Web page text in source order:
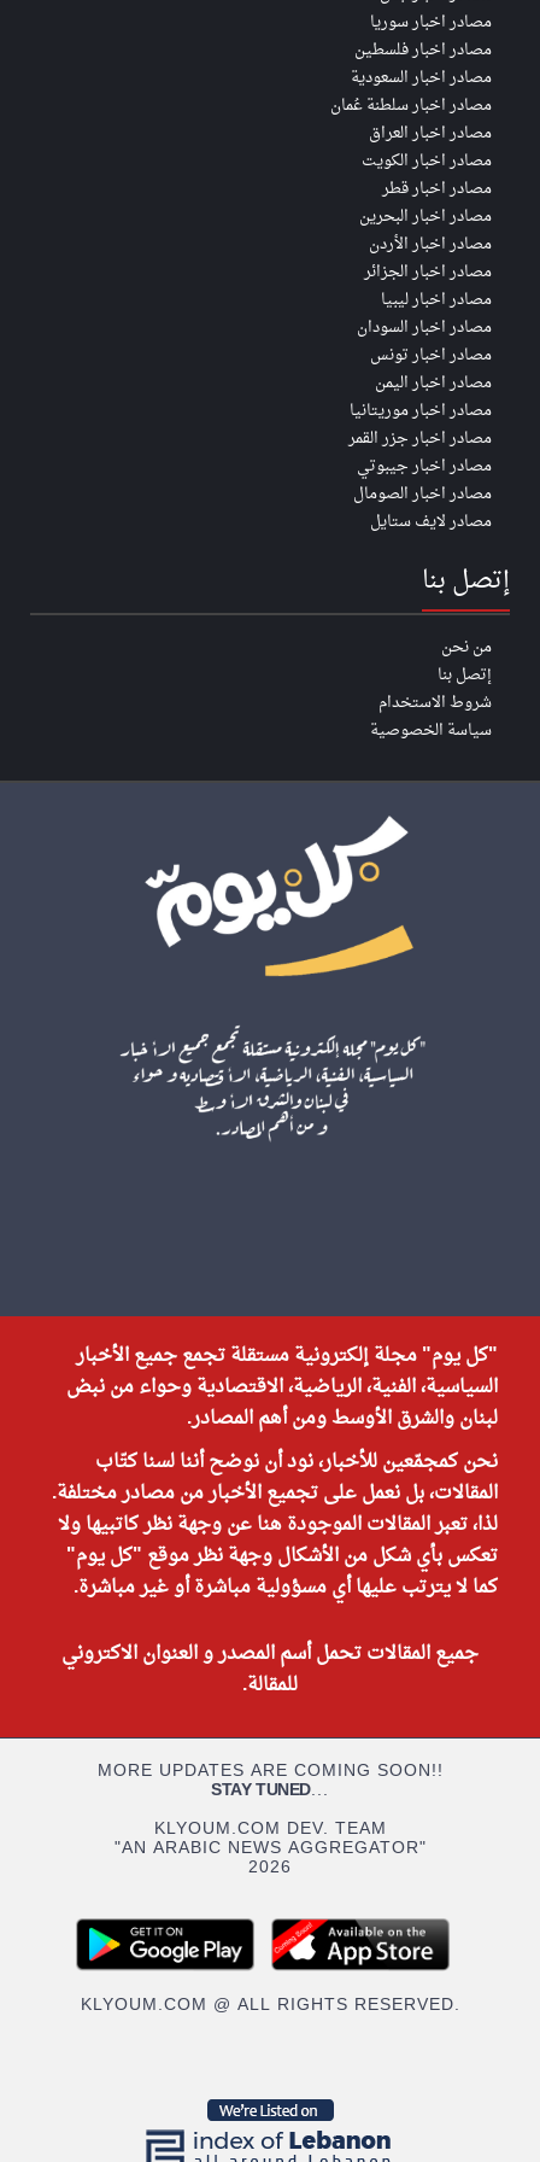
مصادر اخبار سوريا
مصادر اخبار فلسطين
مصادر اخبار السعودية
مصادر اخبار سلطنة عُمان
مصادر اخبار العراق
مصادر اخبار الكويت
مصادر اخبار قطر
مصادر اخبار البحرين
مصادر اخبار الأردن
مصادر اخبار الجزائر
مصادر اخبار ليبيا
مصادر اخبار السودان
مصادر اخبار تونس
مصادر اخبار اليمن
مصادر اخبار موريتانيا
مصادر اخبار جزر القمر
مصادر اخبار جيبوتي
مصادر اخبار الصومال
مصادر لايف ستايل
إتصل بنا
من نحن
إتصل بنا
شروط الاستخدام
سياسة الخصوصية
"كل يوم" مجلة إلكترونية مستقلة تجمع جميع الأخبار
السياسية، الفنية، الرياضية، الاقتصادية وحواء من نبض
لبنان والشرق الأوسط ومن أهم المصادر.
نحن كمجمّعين للأخبار، نود أن نوضح أننا لسنا كتّاب
المقالات، بل نعمل على تجميع الأخبار من مصادر مختلفة.
لذا، تعبر المقالات الموجودة هنا عن وجهة نظر كاتبيها ولا
تعكس بأي شكل من الأشكال وجهة نظر موقع "كل يوم"
كما لا يترتب عليها أي مسؤولية مباشرة أو غير مباشرة.
جميع المقالات تحمل أسم المصدر و العنوان الاكتروني
للمقالة.
MORE UPDATES ARE COMING SOON!!
STAY TUNED...
KLYOUM.COM DEV. TEAM
"AN ARABIC NEWS AGGREGATOR"
2026
KLYOUM.COM @ ALL RIGHTS RESERVED.